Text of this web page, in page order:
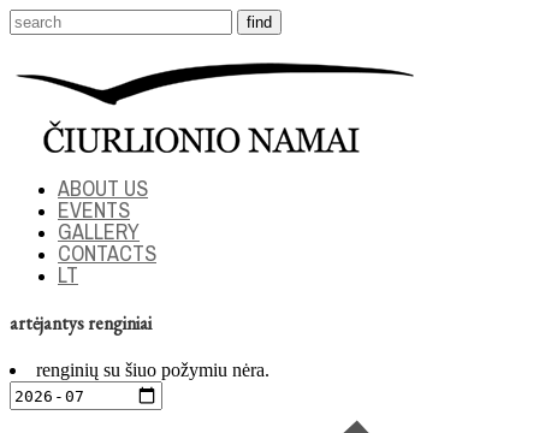
ABOUT US
EVENTS
GALLERY
CONTACTS
LT
artėjantys renginiai
renginių su šiuo požymiu nėra.